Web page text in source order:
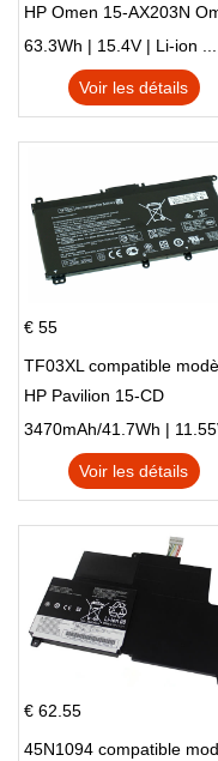
HP Omen 15-AX203N
15 Series Pavilion 15
63.3Wh | 15.4V | Li-ion ...
Voir les détails
€ 55
TF03XL compatible
HP Pavilion 15-CD
Voir les détails
€ 62.55
45N1094 compatible